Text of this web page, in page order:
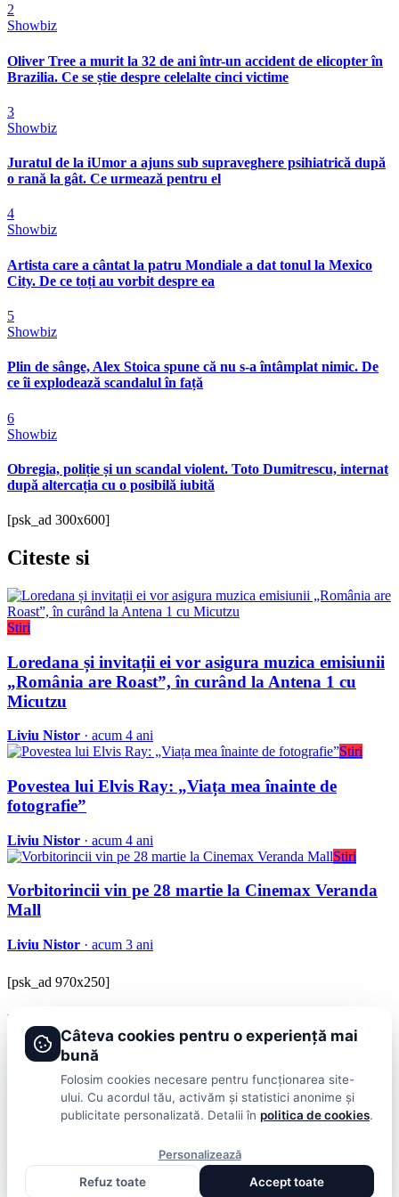
2
Showbiz
Oliver Tree a murit la 32 de ani într-un accident de elicopter în
Brazilia. Ce se știe despre celelalte cinci victime
3
Showbiz
Juratul de la iUmor a ajuns sub supraveghere psihiatrică după
o rană la gât. Ce urmează pentru el
4
Showbiz
Artista care a cântat la patru Mondiale a dat tonul la Mexico
City. De ce toți au vorbit despre ea
5
Showbiz
Plin de sânge, Alex Stoica spune că nu s-a întâmplat nimic. De
ce îi explodează scandalul în față
6
Showbiz
Obregia, poliție și un scandal violent. Toto Dumitrescu, internat
după altercația cu o posibilă iubită
[psk_ad 300x600]
Citeste si
Stiri
Loredana și invitații ei vor asigura muzica emisiunii
„România are Roast”, în curând la Antena 1 cu
Micutzu
Liviu Nistor · acum 4 ani
Stiri
Povestea lui Elvis Ray: „Viața mea înainte de
fotografie”
Liviu Nistor · acum 4 ani
Stiri
Vorbitorincii vin pe 28 martie la Cinemax Veranda
Mall
Liviu Nistor · acum 3 ani
[psk_ad 970x250]
BRAVOnet
Showbiz, vedete si tot ce misca in lumea mondena
ShowbizPublicitateLifestyleHealth & BeautyCasa si Gradina
Publicitate Politica De ConfidentialitateHomeTermeni și
Condiții
Câteva cookies pentru o experiență mai
bună
Folosim cookies necesare pentru funcționarea site-
ului. Cu acordul tău, activăm și statistici anonime și
publicitate personalizată. Detalii în politica de cookies.
Personalizează
Refuz toate
Accept toate